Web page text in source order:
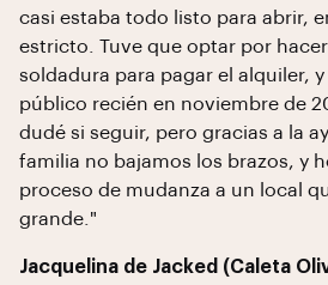
casi estaba todo listo para abrir,
estricto. Tuve que optar por
soldadura para pagar el alquiler,
público recién en noviembre de
dudé si seguir, pero gracias a la
familia no bajamos los brazos, y
proceso de mudanza a un local
grande."
Jacquelina de Jacked (Caleta